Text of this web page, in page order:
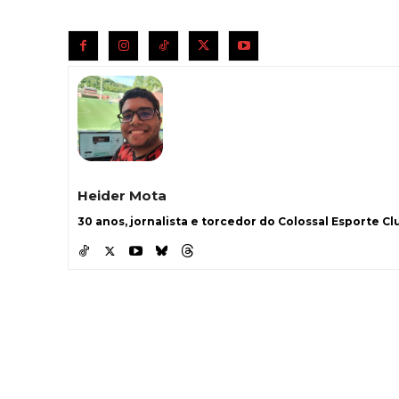
Heider Mota
30 anos, jornalista e torcedor do Colossal Esporte